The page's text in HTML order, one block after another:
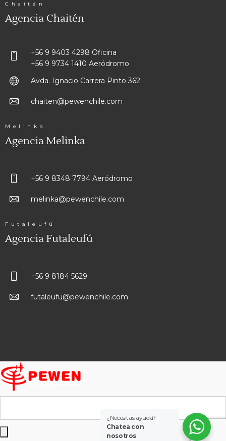
Chaitén
Agencia Chaitén
+56 9 9403 4298 Oficina
+56 9 9734 1410 Aeródromo
Avda. Ignacio Carrera Pinto 362
chaiten@pewenchile.com
Melinka
Agencia Melinka
+56 9 8348 7794 Aeródromo
melinka@pewenchile.com
Futaleufú
Agencia Futaleufú
+56 9 8184 5629
futaleufu@pewenchile.com
¿Necesitas ayuda?
Chatea con
nosotros